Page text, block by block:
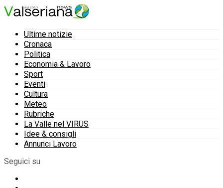
Ultime notizie
Cronaca
Politica
Economia & Lavoro
Sport
Eventi
Cultura
Meteo
Rubriche
La Valle nel VIRUS
Idee & consigli
Annunci Lavoro
Seguici su